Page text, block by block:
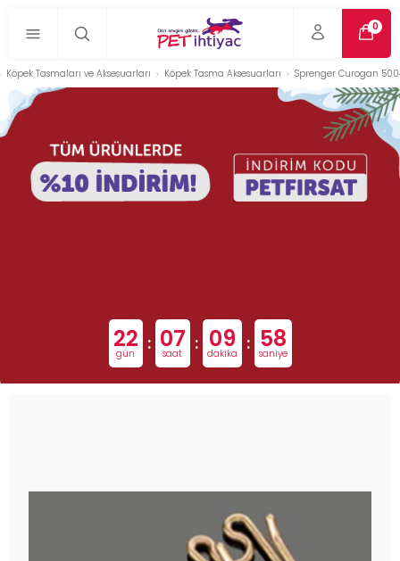
0
Köpek Tasmaları ve Aksesuarları Köpek Tasma Aksesuarları Sprenger Curogan
22
gün : 07
saat : 09
dakika : 58
saniye